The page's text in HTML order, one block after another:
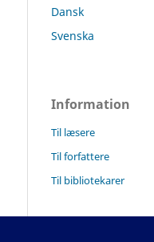
Dansk
Svenska
Information
Til læsere
Til forfattere
Til bibliotekarer